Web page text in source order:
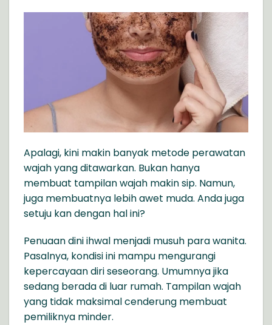
Apalagi, kini makin banyak metode perawatan
wajah yang ditawarkan. Bukan hanya
membuat tampilan wajah makin sip. Namun,
juga membuatnya lebih awet muda. Anda juga
setuju kan dengan hal ini?
Penuaan dini ihwal menjadi musuh para wanita.
Pasalnya, kondisi ini mampu mengurangi
kepercayaan diri seseorang. Umumnya jika
sedang berada di luar rumah. Tampilan wajah
yang tidak maksimal cenderung membuat
pemiliknya minder.